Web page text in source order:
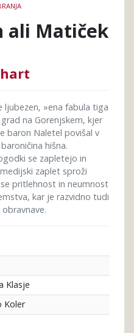
ali Matiček
ljubezen, »ena fabula tiga
na Gorenjskem, kjer
baron Naletel povišal v
hišna.
se zapletejo in
zaplet sproži
pritlehnost in neumnost
kar je razvidno tudi
Klasje
Koler